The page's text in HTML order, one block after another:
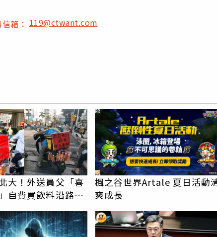
信箱：119@ctwant.com
大！外送員父「喜
自費買飲料沿路送
楓之谷世界Artale 夏日活動
爽成長
PR